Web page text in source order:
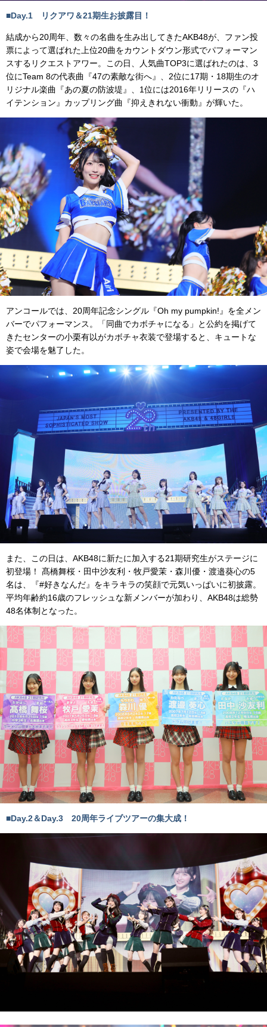
■Day.1 リクアワ＆21期生お披露目！
結成から20周年、数々の名曲を生み出してきたAKB48が、ファン投
票によって選ばれた上位20曲をカウントダウン形式でパフォーマン
スするリクエストアワー。この日、人気曲TOP3に選ばれたのは、3
位にTeam 8の代表曲『47の素敵な街へ』、2位に17期・18期生のオ
リジナル楽曲『あの夏の防波堤』、1位には2016年リリースの『ハ
イテンション』カップリング曲『抑えきれない衝動』が輝いた。
アンコールでは、20周年記念シングル『Oh my pumpkin!』を全メン
バーでパフォーマンス。「同曲でカボチャになる」と公約を掲げて
きたセンターの小栗有以がカボチャ衣装で登場すると、キュートな
姿で会場を魅了した。
また、この日は、AKB48に新たに加入する21期研究生がステージに
初登場！ 髙橋舞桜・田中沙友利・牧戸愛茉・森川優・渡邉葵心の5
名は、『#好きなんだ』をキラキラの笑顔で元気いっぱいに初披露。
平均年齢約16歳のフレッシュな新メンバーが加わり、AKB48は総勢
48名体制となった。
■Day.2＆Day.3 20周年ライブツアーの集大成！